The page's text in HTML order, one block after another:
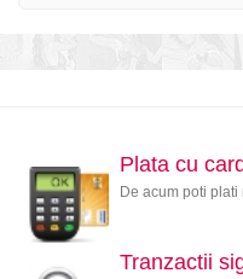
Plata cu
De acum poti plati
Tranzactii